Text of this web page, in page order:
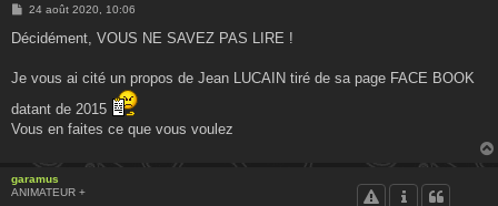
M
s
g
24 août 2020, 10:06
Décidément, VOUS NE SAVEZ PAS LIRE !
Je vous ai cité un propos de Jean LUCAIN tiré de sa page FACE BOOK
datant de 2015
Vous en faites ce que vous voulez
garamus
ANIMATEUR +